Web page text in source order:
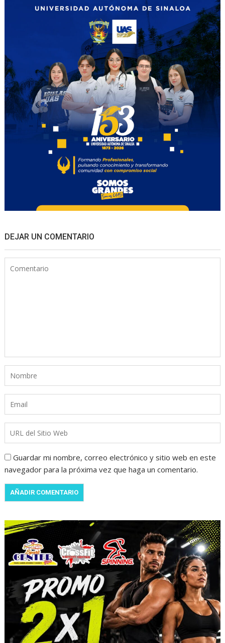
DEJAR UN COMENTARIO
Guardar mi nombre, correo electrónico y sitio web en este
navegador para la próxima vez que haga un comentario.